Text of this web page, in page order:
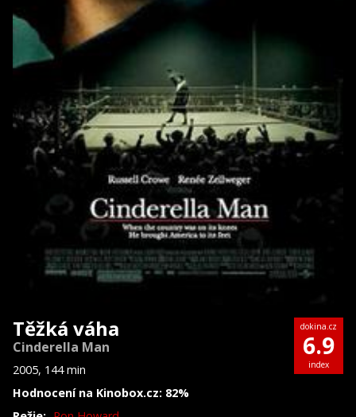
Těžká váha
Cinderella Man
2005, 144 min
Hodnocení na Kinobox.cz: 82%
dokina.cz
6.9
index